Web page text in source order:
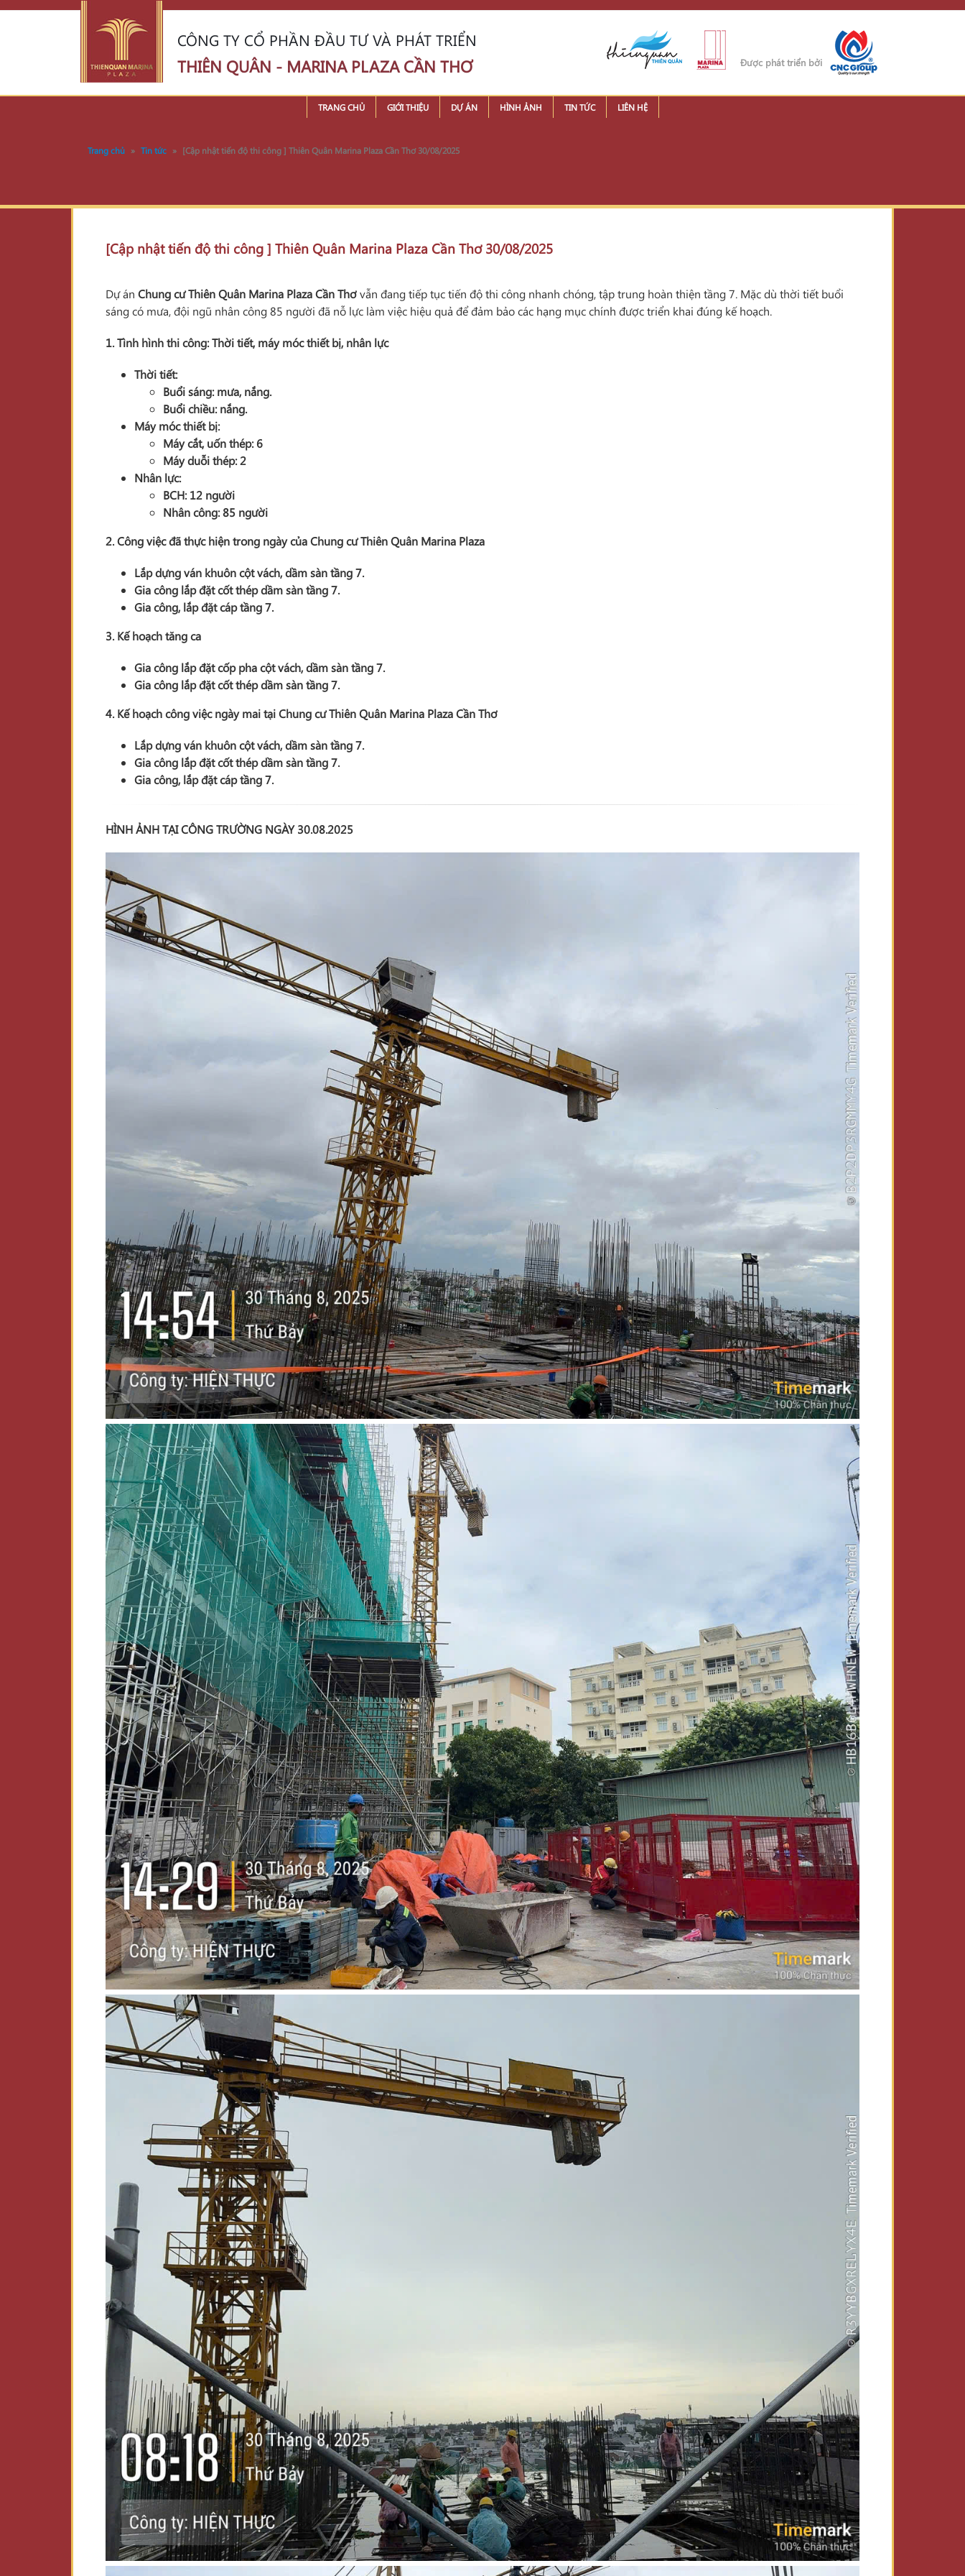
CÔNG TY CỔ PHẦN ĐẦU TƯ VÀ PHÁT TRIỂN
THIÊN QUÂN - MARINA PLAZA CẦN THƠ Được phát triển bởi
TRANG CHỦ GIỚI THIỆU DỰ ÁN HÌNH ẢNH TIN TỨC LIÊN HỆ
Trang chủ » Tin tức » [Cập nhật tiến độ thi công ] Thiên Quân Marina Plaza Cần Thơ 30/08/2025
[Cập nhật tiến độ thi công ] Thiên Quân Marina Plaza Cần Thơ 30/08/2025
Dự án Chung cư Thiên Quân Marina Plaza Cần Thơvẫn đang tiếp tục tiến độ thi công nhanh chóng, tập trung hoàn thiện tầng 7. Mặc dù thời tiết buổi
sáng có mưa, đội ngũ nhân công 85 người đã nỗ lực làm việc hiệu quả để đảm bảo các hạng mục chính được triển khai đúng kế hoạch.
1. Tình hình thi công: Thời tiết, máy móc thiết bị, nhân lực
Thời tiết:
Buổi sáng: mưa, nắng.
Buổi chiều: nắng.
Máy móc thiết bị:
Máy cắt, uốn thép: 6
Máy duỗi thép: 2
Nhân lực:
BCH: 12 người
Nhân công: 85 người
2. Công việc đã thực hiện trong ngày của Chung cư Thiên Quân Marina Plaza
Lắp dựng ván khuôn cột vách, dầm sàn tầng 7.
Gia công lắp đặt cốt thép dầm sàn tầng 7.
Gia công, lắp đặt cáp tầng 7.
3. Kế hoạch tăng ca
Gia công lắp đặt cốp pha cột vách, dầm sàn tầng 7.
Gia công lắp đặt cốt thép dầm sàn tầng 7.
4. Kế hoạch công việc ngày mai tại Chung cư Thiên Quân Marina Plaza Cần Thơ
Lắp dựng ván khuôn cột vách, dầm sàn tầng 7.
Gia công lắp đặt cốt thép dầm sàn tầng 7.
Gia công, lắp đặt cáp tầng 7.
HÌNH ẢNH TẠI CÔNG TRƯỜNG NGÀY 30.08.2025